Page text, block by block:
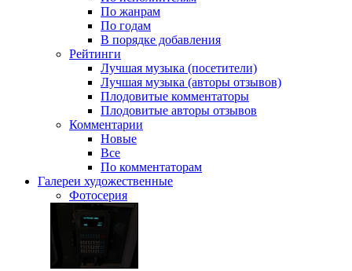
По жанрам
По годам
В порядке добавления
Рейтинги
Лучшая музыка (посетители)
Лучшая музыка (авторы отзывов)
Плодовитые комментаторы
Плодовитые авторы отзывов
Комментарии
Новые
Все
По комментаторам
Галереи художественные
Фотосерия